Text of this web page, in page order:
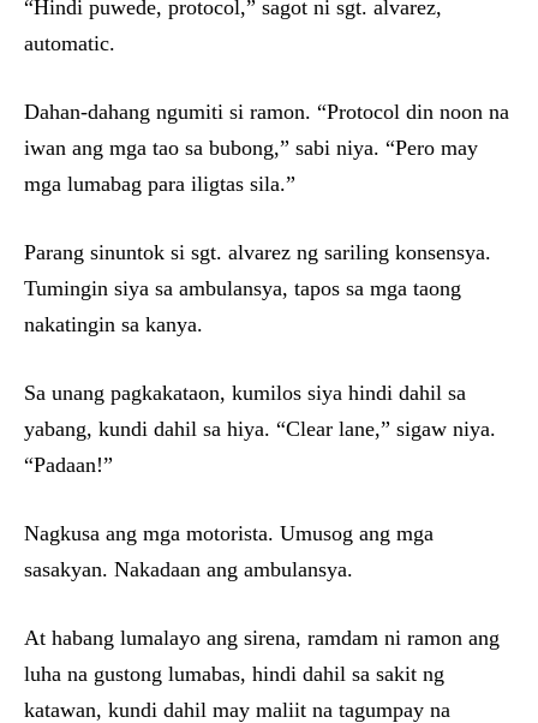
“Hindi puwede, protocol,” sagot ni sgt. alvarez,
automatic.
Dahan-dahang ngumiti si ramon. “Protocol din noon na
iwan ang mga tao sa bubong,” sabi niya. “Pero may
mga lumabag para iligtas sila.”
Parang sinuntok si sgt. alvarez ng sariling konsensya.
Tumingin siya sa ambulansya, tapos sa mga taong
nakatingin sa kanya.
Sa unang pagkakataon, kumilos siya hindi dahil sa
yabang, kundi dahil sa hiya. “Clear lane,” sigaw niya.
“Padaan!”
Nagkusa ang mga motorista. Umusog ang mga
sasakyan. Nakadaan ang ambulansya.
At habang lumalayo ang sirena, ramdam ni ramon ang
luha na gustong lumabas, hindi dahil sa sakit ng
katawan, kundi dahil may maliit na tagumpay na